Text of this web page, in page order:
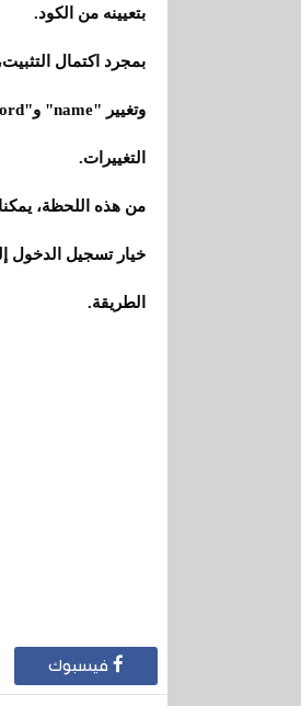
بتعيينه من الكود.
التغييرات.
من هذه اللحظة،
خيار تسجيل الدخول
الطريقة.
فيسبوك